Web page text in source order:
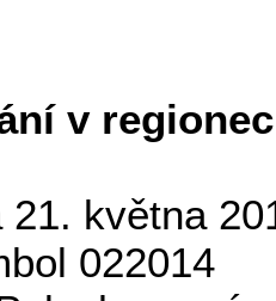
v
21. května
022014